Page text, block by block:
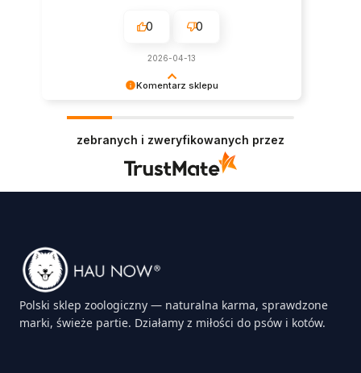
Komentarz sklepu
pupila 🐾
0 0
2026-04-13
zebranych i zweryfikowanych przez
Polski sklep zoologiczny — naturalna karma, sprawdzone
marki, świeże partie. Działamy z miłości do psów i kotów.